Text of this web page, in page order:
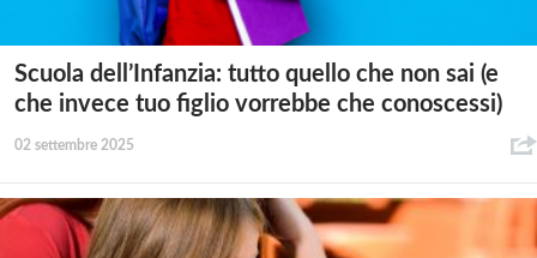
Scuola dell’Infanzia: tutto quello che non sai (e
che invece tuo figlio vorrebbe che conoscessi)
02 settembre 2025